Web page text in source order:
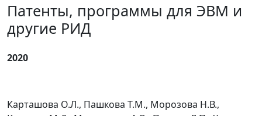
Патенты, программы для ЭВМ и
другие РИД
2020
Карташова О.Л., Пашкова Т.М., Морозова Н.В.,